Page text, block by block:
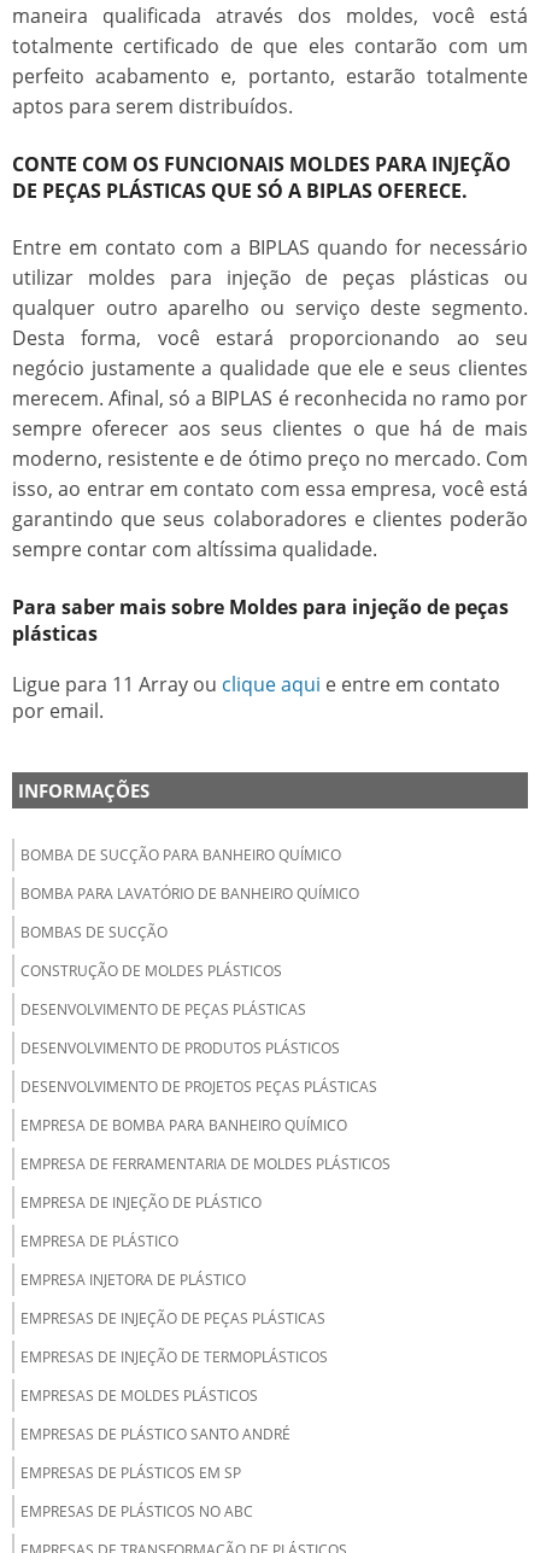
maneira qualificada através dos moldes, você está
totalmente certificado de que eles contarão com um
perfeito acabamento e, portanto, estarão totalmente
aptos para serem distribuídos.
CONTE COM OS FUNCIONAIS MOLDES PARA INJEÇÃO
DE PEÇAS PLÁSTICAS QUE SÓ A BIPLAS OFERECE.
Entre em contato com a BIPLAS quando for necessário
utilizar moldes para injeção de peças plásticas ou
qualquer outro aparelho ou serviço deste segmento.
Desta forma, você estará proporcionando ao seu
negócio justamente a qualidade que ele e seus clientes
merecem. Afinal, só a BIPLAS é reconhecida no ramo por
sempre oferecer aos seus clientes o que há de mais
moderno, resistente e de ótimo preço no mercado. Com
isso, ao entrar em contato com essa empresa, você está
garantindo que seus colaboradores e clientes poderão
sempre contar com altíssima qualidade.
Para saber mais sobre Moldes para injeção de peças
plásticas
Ligue para 11 Array ou clique aqui e entre em contato
por email.
INFORMAÇÕES
BOMBA DE SUCÇÃO PARA BANHEIRO QUÍMICO
BOMBA PARA LAVATÓRIO DE BANHEIRO QUÍMICO
BOMBAS DE SUCÇÃO
CONSTRUÇÃO DE MOLDES PLÁSTICOS
DESENVOLVIMENTO DE PEÇAS PLÁSTICAS
DESENVOLVIMENTO DE PRODUTOS PLÁSTICOS
DESENVOLVIMENTO DE PROJETOS PEÇAS PLÁSTICAS
EMPRESA DE BOMBA PARA BANHEIRO QUÍMICO
EMPRESA DE FERRAMENTARIA DE MOLDES PLÁSTICOS
EMPRESA DE INJEÇÃO DE PLÁSTICO
EMPRESA DE PLÁSTICO
EMPRESA INJETORA DE PLÁSTICO
EMPRESAS DE INJEÇÃO DE PEÇAS PLÁSTICAS
EMPRESAS DE INJEÇÃO DE TERMOPLÁSTICOS
EMPRESAS DE MOLDES PLÁSTICOS
EMPRESAS DE PLÁSTICO SANTO ANDRÉ
EMPRESAS DE PLÁSTICOS EM SP
EMPRESAS DE PLÁSTICOS NO ABC